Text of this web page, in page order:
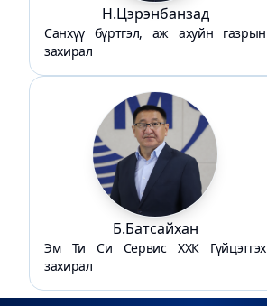
Н.Цэрэнбанзад
Санхүү бүртгэл, аж ахуйн газрын
захирал
Б.Батсайхан
Эм Ти Си Сервис ХХК Гүйцэтгэх
захирал